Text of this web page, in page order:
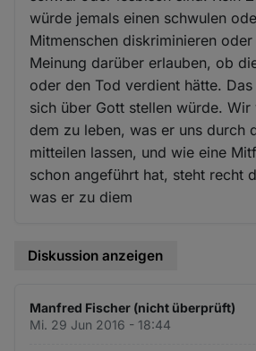
würde jemals einen schwulen
Mitmenschen diskriminieren
Meinung darüber erlauben, ob
oder den Tod verdient hätte.
sich über Gott stellen würde. Wir
dem zu leben, was er uns durch
mitteilen lassen, und wie eine
schon angeführt hat, steht recht
was er zu diem
Diskussion anzeigen
Manfred Fischer (nicht überprüft)
Mi. 29 Jun 2016 - 18:44